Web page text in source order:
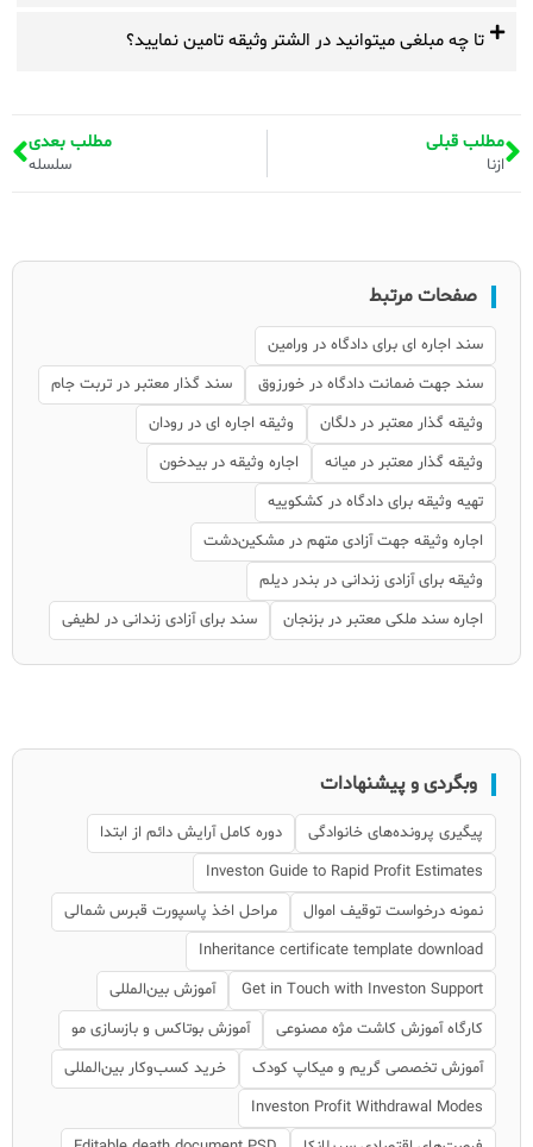
تا چه مبلغی میتوانید در الشتر وثیقه تامین نمایید؟
مطلب قبلی
ازنا
مطلب بعدی
سلسله
صفحات مرتبط
سند اجاره ای برای دادگاه در ورامین
سند جهت ضمانت دادگاه در خورزوق
سند گذار معتبر در تربت جام
وثیقه گذار معتبر در دلگان
وثیقه اجاره ای در رودان
وثیقه گذار معتبر در میانه
اجاره وثیقه در بیدخون
تهیه وثیقه برای دادگاه در کشکوییه
اجاره وثیقه جهت آزادی متهم در مشکین‌دشت
وثیقه برای آزادی زندانی در بندر دیلم
اجاره سند ملکی معتبر در بزنجان
سند برای آزادی زندانی در لطیفی
وبگردی و پیشنهادات
پیگیری پرونده‌های خانوادگی
دوره کامل آرایش دائم از ابتدا
Investon Guide to Rapid Profit Estimates
نمونه درخواست توقیف اموال
مراحل اخذ پاسپورت قبرس شمالی
Inheritance certificate template download
Get in Touch with Investon Support
آموزش بین‌المللی
کارگاه آموزش کاشت مژه مصنوعی
آموزش بوتاکس و بازسازی مو
آموزش تخصصی گریم و میکاپ کودک
خرید کسب‌وکار بین‌المللی
Investon Profit Withdrawal Modes